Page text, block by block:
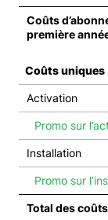
Coûts
première
Coûts uniques
Activation
Promo sur
Installation
Promo sur
Total des